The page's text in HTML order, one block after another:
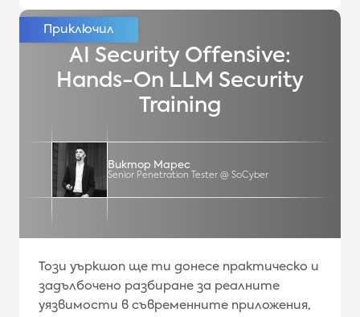
AI Security Offensive:
Hands-On LLM Security
Training
Виктор Марес
Senior Penetration Tester @ SoCyber
Този уъркшоп ще ти донесе практическо и
задълбочено разбиране за реалните
уязвимости в съвременните приложения,